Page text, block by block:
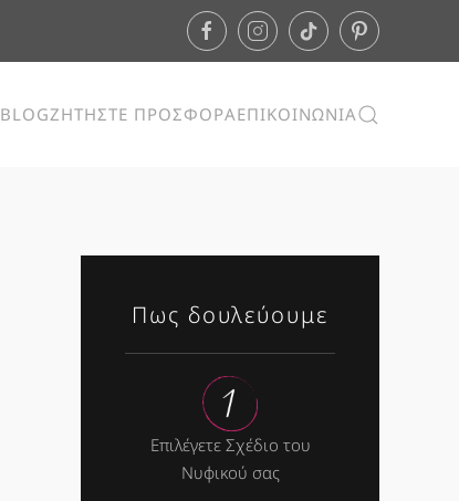
BLOGΖΗΤΗΣΤΕ ΠΡΟΣΦΟΡΑΕΠΙΚΟΙΝΩΝΙΑ
Πως δουλεύουμε
Επιλέγετε Σχέδιο του
Νυφικού σας